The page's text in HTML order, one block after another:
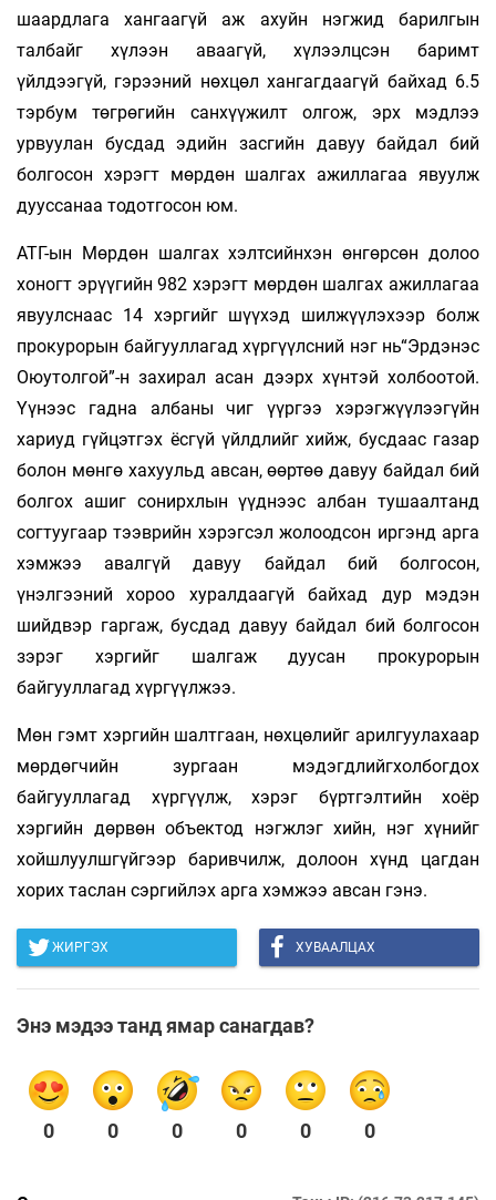
шаардлага хангаагүй аж ахуйн нэгжид барилгын
талбайг хүлээн аваагүй, хүлээлцсэн баримт
үйлдээгүй, гэрээний нөхцөл хангагдаагүй байхад 6.5
тэрбум төгрөгийн санхүүжилт олгож, эрх мэдлээ
урвуулан бусдад эдийн засгийн давуу байдал бий
болгосон хэрэгт мөрдөн шалгах ажиллагаа явуулж
дууссанаа тодотгосон юм.
АТГ-ын Мөрдөн шалгах хэлтсийнхэн өнгөрсөн долоо
хоногт эрүүгийн 982 хэрэгт мөрдөн шалгах ажиллагаа
явуулснаас 14 хэргийг шүүхэд шилжүүлэхээр болж
прокурорын байгууллагад хүргүүлсний нэг нь“Эрдэнэс
Оюутолгой”-н захирал асан дээрх хүнтэй холбоотой.
Үүнээс гадна албаны чиг үүргээ хэрэгжүүлээгүйн
хариуд гүйцэтгэх ёсгүй үйлдлийг хийж, бусдаас газар
болон мөнгө хахуульд авсан, өөртөө давуу байдал бий
болгох ашиг сонирхлын үүднээс албан тушаалтанд
согтуугаар тээврийн хэрэгсэл жолоодсон иргэнд арга
хэмжээ авалгүй давуу байдал бий болгосон,
үнэлгээний хороо хуралдаагүй байхад дур мэдэн
шийдвэр гаргаж, бусдад давуу байдал бий болгосон
зэрэг хэргийг шалгаж дуусан прокурорын
байгууллагад хүргүүлжээ.
Мөн гэмт хэргийн шалтгаан, нөхцөлийг арилгуулахаар
мөрдөгчийн зургаан мэдэгдлийгхолбогдох
байгууллагад хүргүүлж, хэрэг бүртгэлтийн хоёр
хэргийн дөрвөн объектод нэгжлэг хийн, нэг хүнийг
хойшлуулшгүйгээр баривчилж, долоон хүнд цагдан
хорих таслан сэргийлэх арга хэмжээ авсан гэнэ.
ЖИРГЭХ ХУВААЛЦАХ
Энэ мэдээ танд ямар санагдав?
0 0 0 0 0 0